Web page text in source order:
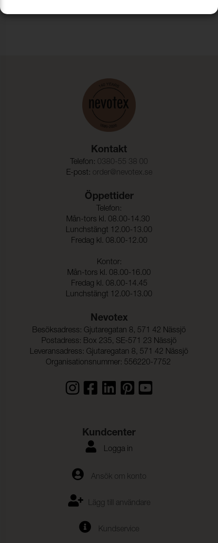
Kontakt
Telefon: 0380-55 38 00
E-post: order@nevotex.se
Öppettider
Telefon:
Mån-tors kl. 08.00-14.30
Lunchstängt 12.00-13.00
Fredag kl. 08.00-12.00
Kontor:
Mån-tors kl. 08.00-16.00
Fredag kl. 08.00-14.45
Lunchstängt 12.00-13.00
Nevotex
Besöksadress: Gjutaregatan 8, 571 42 Nässjö
Postadress: Box 235, SE-571 23 Nässjö
Leveransadress: Gjutaregatan 8, 571 42 Nässjö
Organisationsnummer: 556220-7752
Kundcenter
Logga in
Ansök om konto
Lägg till användare
Kundservice